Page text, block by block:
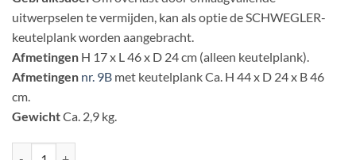
uitwerpselen te vermijden, kan als optie de SCHWEGLER-
keutelplank worden aangebracht.
Afmetingen H 17 x L 46 x D 24 cm (alleen keutelplank).
Afmetingen nr. 9B met keutelplank Ca. H 44 x D 24 x B 46
cm.
GewichtCa. 2,9 kg.